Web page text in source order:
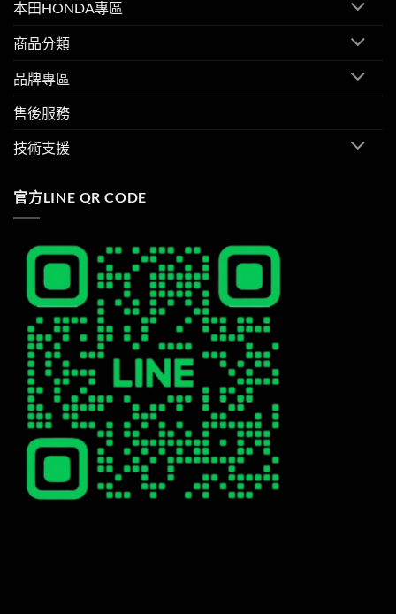
本田HONDA專區
商品分類
品牌專區
售後服務
技術支援
官方LINE QR CODE